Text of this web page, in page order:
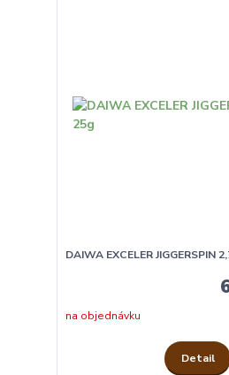
DAIWA EXCELER JIGGERSPIN
na objednávku
Detail